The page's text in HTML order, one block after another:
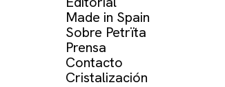
Made in Spain
Sobre Petrïta
Prensa
Contacto
Cristalización